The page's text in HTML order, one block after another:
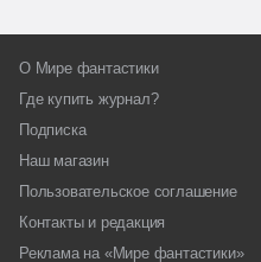
О Мире фантастики
Где купить журнал?
Подписка
Наш магазин
Пользовательское соглашение
Контакты и редакция
Реклама на «Мире фантастики»